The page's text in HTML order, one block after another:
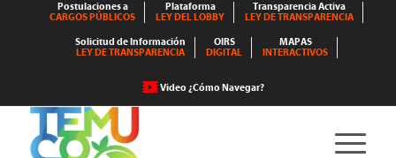
Postulaciones a
CARGOS PÚBLICOS
Plataforma
LEY DEL LOBBY
Transparencia Activa
LEY DE TRANSPARENCIA
Solicitud de Información
LEY DE TRANSPARENCIA
OIRS
DIGITAL
MAPAS
INTERACTIVOS
Video ¿Cómo Navegar?